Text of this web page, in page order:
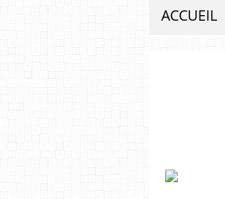
ACCUEIL